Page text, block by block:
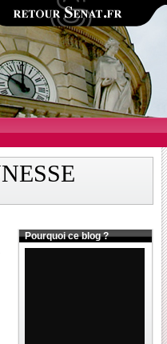
Pourquoi ce blog ?